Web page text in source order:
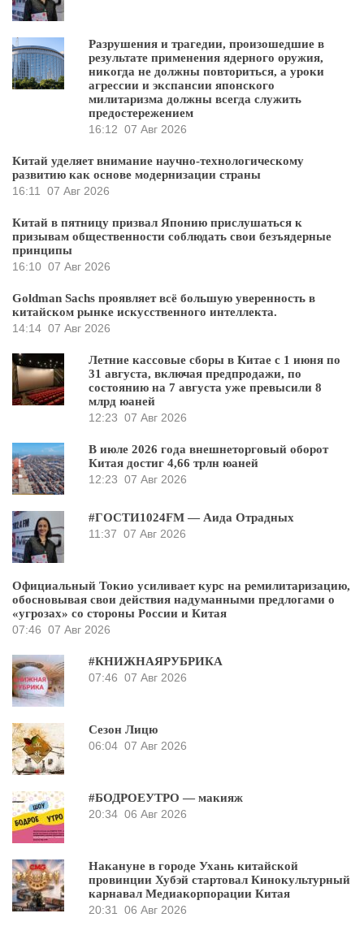
Разрушения и трагедии, произошедшие в
результате применения ядерного оружия,
никогда не должны повториться, а уроки
агрессии и экспансии японского
милитаризма должны всегда служить
предостережением
16:12 07 Авг 2026
Китай уделяет внимание научно-технологическому
развитию как основе модернизации страны
16:11
07 Авг 2026
Китай в пятницу призвал Японию прислушаться к
призывам общественности соблюдать свои безъядерные
принципы
16:10 07 Авг 2026
Goldman Sachs проявляет всё большую уверенность в
китайском рынке искусственного интеллекта.
14:14 07 Авг 2026
Летние кассовые сборы в Китае с 1 июня по
31 августа, включая предпродажи, по
состоянию на 7 августа уже превысили 8
млрд юаней
12:23 07 Авг 2026
В июле 2026 года внешнеторговый оборот
Китая достиг 4,66 трлн юаней
12:23 07 Авг 2026
#ГОСТИ1024FM — Аида Отрадных
11:37 07 Авг 2026
Официальный Токио усиливает курс на ремилитаризацию,
обосновывая свои действия надуманными предлогами о
«угрозах» со стороны России и Китая
07:46 07 Авг 2026
#КНИЖНАЯРУБРИКА
07:46 07 Авг 2026
Сезон Лицю
06:04 07 Авг 2026
#БОДРОЕУТРО — макияж
20:34 06 Авг 2026
Накануне в городе Ухань китайской
провинции Хубэй стартовал Кинокультурный
карнавал Медиакорпорации Китая
20:31
06 Авг 2026